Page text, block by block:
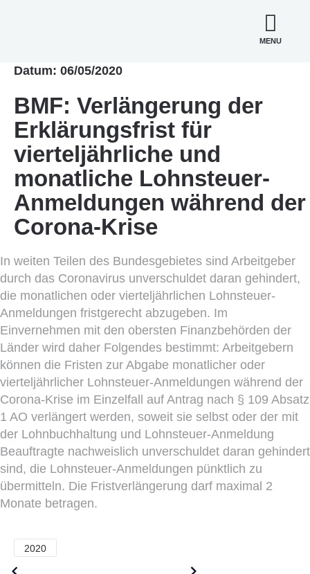
MENU
Datum: 06/05/2020
BMF: Verlängerung der
Erklärungsfrist für
vierteljährliche und
monatliche Lohnsteuer-
Anmeldungen während der
Corona-Krise
In weiten Teilen des Bundesgebietes sind Arbeitgeber
durch das Coronavirus unverschuldet daran gehindert,
die monatlichen oder vierteljährlichen Lohnsteuer-
Anmeldungen fristgerecht abzugeben. Im
Einvernehmen mit den obersten Finanzbehörden der
Länder wird daher Folgendes bestimmt: Arbeitgebern
können die Fristen zur Abgabe monatlicher oder
vierteljährlicher Lohnsteuer-Anmeldungen während der
Corona-Krise im Einzelfall auf Antrag nach § 109 Absatz
1 AO verlängert werden, soweit sie selbst oder der mit
der Lohnbuchhaltung und Lohnsteuer-Anmeldung
Beauftragte nachweislich unverschuldet daran gehindert
sind, die Lohnsteuer-Anmeldungen pünktlich zu
übermitteln. Die Fristverlängerung darf maximal 2
Monate betragen.
2020